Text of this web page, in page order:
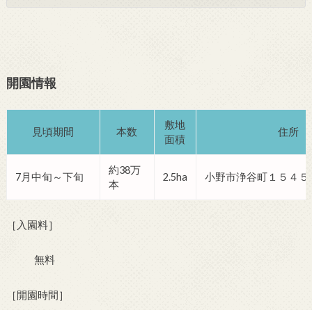
開園情報
見頃期間 本数
敷地
面積
住所
7月中旬～下旬
約38万
本
2.5ha 小野市浄谷町１５４５
［入園料］
無料
［開園時間］